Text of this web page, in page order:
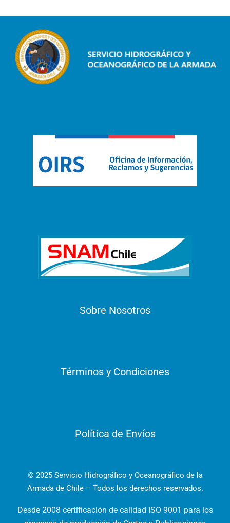
Sobre Nosotros
Términos y Condiciones
Política de Envíos
© 2025 Servicio Hidrográfico y Oceanográfico de la
Armada de Chile – Todos los derechos reservados.
Desde 2008 certificación de calidad ISO 9001 para los